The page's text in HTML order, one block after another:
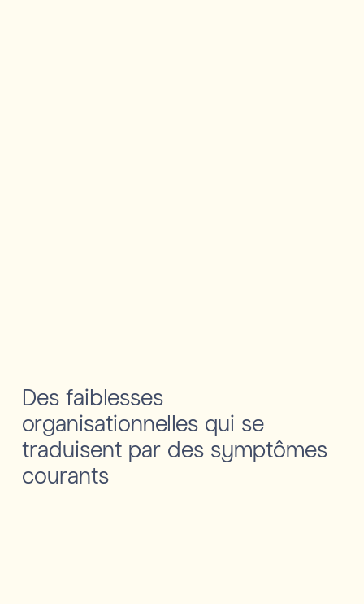
Des faiblesses
organisationnelles qui se
traduisent par des symptômes
courants